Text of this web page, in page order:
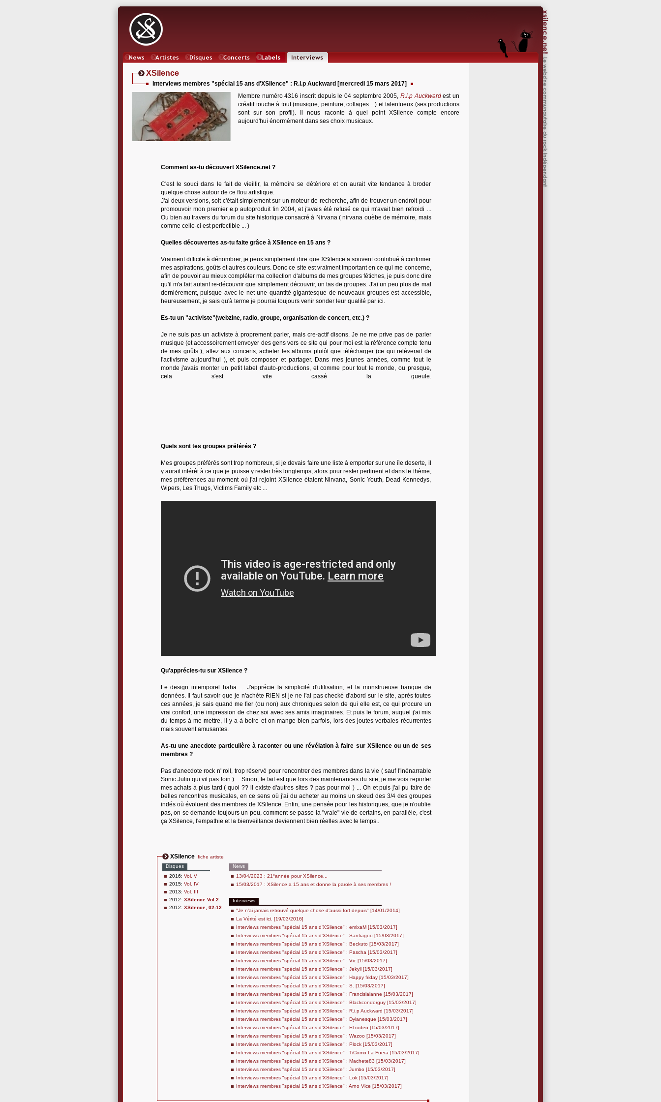
XSilence
Interviews membres "spécial 15 ans d'XSilence" : R.i.p Auckward [mercredi 15 mars 2017]
Membre numéro 4316 inscrit depuis le 04 septembre 2005, R.i.p Auckwardest un
créatif touche à tout (musique, peinture, collages…) et talentueux (ses productions
sont sur son profil). Il nous raconte à quel point XSilence compte encore
aujourd'hui énormément dans ses choix musicaux.
Comment as-tu découvert XSilence.net ?
C'est le souci dans le fait de vieillir, la mémoire se détériore et on aurait vite tendance à broder
quelque chose autour de ce flou artistique.
J'ai deux versions, soit c'était simplement sur un moteur de recherche, afin de trouver un endroit pour
promouvoir mon premier e.p autoproduit fin 2004, et j'avais été refusé ce qui m'avait bien refroidi ...
Ou bien au travers du forum du site historique consacré à Nirvana ( nirvana ouèbe de mémoire, mais
comme celle-ci est perfectible ... )
Quelles découvertes as-tu faite grâce à XSilence en 15 ans ?
Vraiment difficile à dénombrer, je peux simplement dire que XSilence a souvent contribué à confirmer
mes aspirations, goûts et autres couleurs. Donc ce site est vraiment important en ce qui me concerne,
afin de pouvoir au mieux compléter ma collection d'albums de mes groupes fétiches, je puis donc dire
qu'il m'a fait autant re-découvrir que simplement découvrir, un tas de groupes. J'ai un peu plus de mal
dernièrement, puisque avec le net une quantité gigantesque de nouveaux groupes est accessible,
heureusement, je sais qu'à terme je pourrai toujours venir sonder leur qualité par ici.
Es-tu un "activiste"(webzine, radio, groupe, organisation de concert, etc.) ?
Je ne suis pas un activiste à proprement parler, mais cre-actif disons. Je ne me prive pas de parler
musique (et accessoirement envoyer des gens vers ce site qui pour moi est la référence compte tenu
de mes goûts ), allez aux concerts, acheter les albums plutôt que télécharger (ce qui relèverait de
l'activisme aujourd'hui ), et puis composer et partager. Dans mes jeunes années, comme tout le
monde j'avais monter un petit label d'auto-productions, et comme pour tout le monde, ou presque,
cela s'est vite cassé la gueule.
Quels sont tes groupes préférés ?
Mes groupes préférés sont trop nombreux, si je devais faire une liste à emporter sur une île deserte, il
y aurait intérêt à ce que je puisse y rester très longtemps, alors pour rester pertinent et dans le thème,
mes préférences au moment où j'ai rejoint XSilence étaient Nirvana, Sonic Youth, Dead Kennedys,
Wipers, Les Thugs, Victims Family etc ...
Qu'apprécies-tu sur XSilence ?
Le design intemporel haha ... J'apprécie la simplicité d'utilisation, et la monstrueuse banque de
données. Il faut savoir que je n'achète RIEN si je ne l'ai pas checké d'abord sur le site, après toutes
ces années, je sais quand me fier (ou non) aux chroniques selon de qui elle est, ce qui procure un
vrai confort, une impression de chez soi avec ses amis imaginaires. Et puis le forum, auquel j'ai mis
du temps à me mettre, il y a à boire et on mange bien parfois, lors des joutes verbales récurrentes
mais souvent amusantes.
As-tu une anecdote particulière à raconter ou une révélation à faire sur XSilence ou un de ses
membres ?
Pas d'anecdote rock n' roll, trop réservé pour rencontrer des membres dans la vie ( sauf l'inénarrable
Sonic Julio qui vit pas loin ) ... Sinon, le fait est que lors des maintenances du site, je me vois reporter
mes achats à plus tard ( quoi ?? il existe d'autres sites ? pas pour moi ) ... Oh et puis j'ai pu faire de
belles rencontres musicales, en ce sens où j'ai du acheter au moins un skeud des 3/4 des groupes
indés où évoluent des membres de XSilence. Enfin, une pensée pour les historiques, que je n'oublie
pas, on se demande toujours un peu, comment se passe la "vraie" vie de certains, en parallèle, c'est
ça XSilence, l'empathie et la bienveillance deviennent bien réelles avec le temps..
XSilence fiche artiste
Disques
2016: Vol. V
2015: Vol. IV
2013: Vol. III
2012: XSilence Vol.2
2012: XSilence, 02-12
News
13/04/2023 : 21°année pour XSilence...
15/03/2017 : XSilence a 15 ans et donne la parole à ses membres !
Interviews
"Je n'ai jamais retrouvé quelque chose d'aussi fort depuis" [14/01/2014]
La Vérité est ici. [19/03/2016]
Interviews membres "spécial 15 ans d'XSilence" : emixaM [15/03/2017]
Interviews membres "spécial 15 ans d'XSilence" : Santiagoo [15/03/2017]
Interviews membres "spécial 15 ans d'XSilence" : Beckuto [15/03/2017]
Interviews membres "spécial 15 ans d'XSilence" : Pascha [15/03/2017]
Interviews membres "spécial 15 ans d'XSilence" : Vic [15/03/2017]
Interviews membres "spécial 15 ans d'XSilence" : Jekyll [15/03/2017]
Interviews membres "spécial 15 ans d'XSilence" : Happy friday [15/03/2017]
Interviews membres "spécial 15 ans d'XSilence" : S. [15/03/2017]
Interviews membres "spécial 15 ans d'XSilence" : Francislalanne [15/03/2017]
Interviews membres "spécial 15 ans d'XSilence" : Blackcondorguy [15/03/2017]
Interviews membres "spécial 15 ans d'XSilence" : R.i.p Auckward [15/03/2017]
Interviews membres "spécial 15 ans d'XSilence" : Dylanesque [15/03/2017]
Interviews membres "spécial 15 ans d'XSilence" : El rodeo [15/03/2017]
Interviews membres "spécial 15 ans d'XSilence" : Wazoo [15/03/2017]
Interviews membres "spécial 15 ans d'XSilence" : Plock [15/03/2017]
Interviews membres "spécial 15 ans d'XSilence" : TiComo La Fuera [15/03/2017]
Interviews membres "spécial 15 ans d'XSilence" : Machete83 [15/03/2017]
Interviews membres "spécial 15 ans d'XSilence" : Jumbo [15/03/2017]
Interviews membres "spécial 15 ans d'XSilence" : Lok [15/03/2017]
Interviews membres "spécial 15 ans d'XSilence" : Arno Vice [15/03/2017]